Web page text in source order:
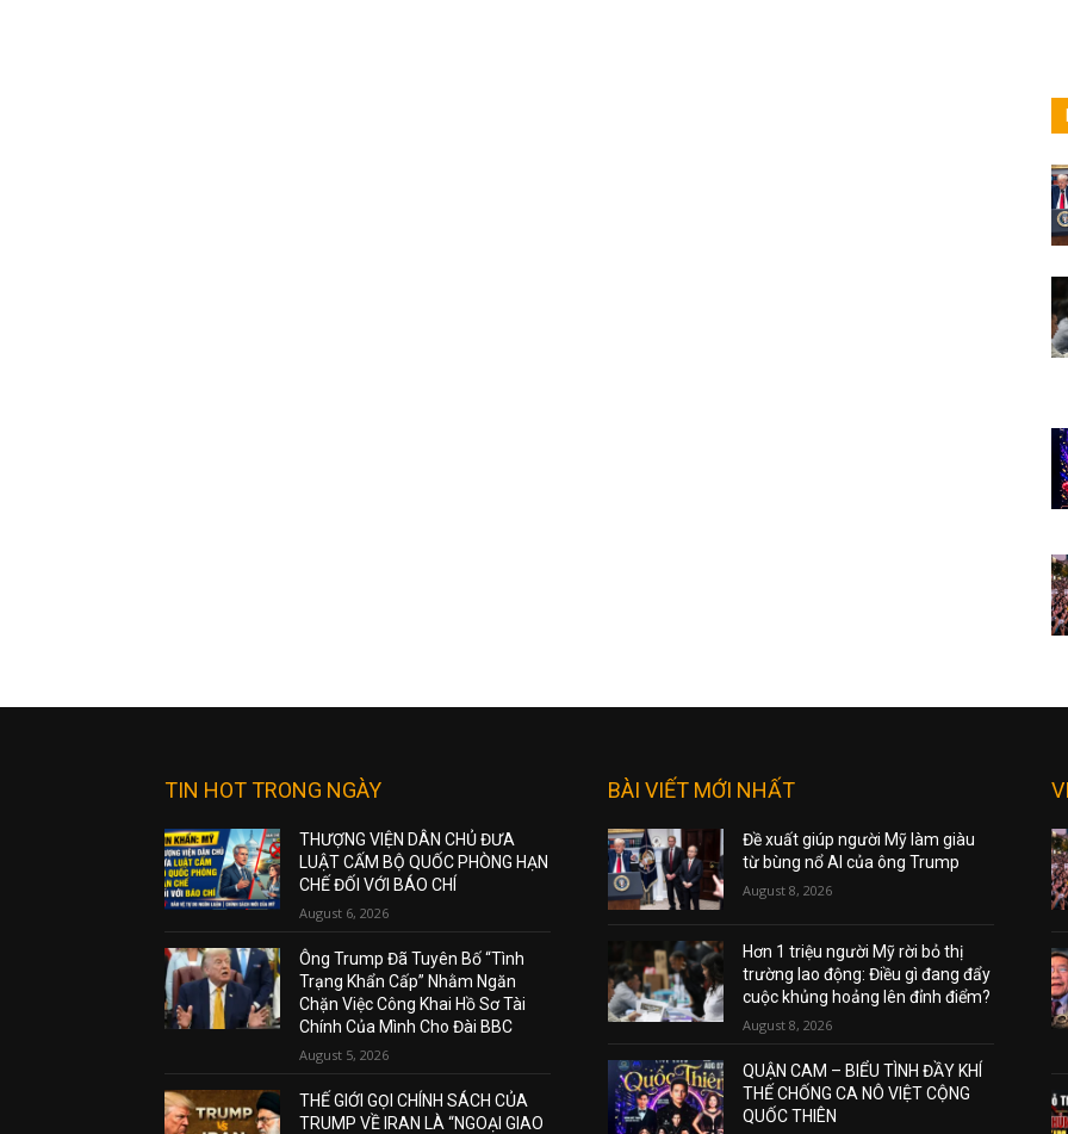
TIN HOT TRONG NGÀY
THƯỢNG VIỆN DÂN CHỦ ĐƯA
LUẬT CẤM BỘ QUỐC PHÒNG HẠN
CHẾ ĐỐI VỚI BÁO CHÍ
August 6, 2026
Ông Trump Đã Tuyên Bố “Tình
Trạng Khẩn Cấp” Nhằm Ngăn
Chặn Việc Công Khai Hồ Sơ Tài
Chính Của Mình Cho Đài BBC
August 5, 2026
THẾ GIỚI GỌI CHÍNH SÁCH CỦA
TRUMP VỀ IRAN LÀ “NGOẠI GIAO
BÀI VIẾT MỚI NHẤT
Đề xuất giúp người Mỹ làm giàu
từ bùng nổ AI của ông Trump
August 8, 2026
Hơn 1 triệu người Mỹ rời bỏ thị
trường lao động: Điều gì đang đẩy
cuộc khủng hoảng lên đỉnh điểm?
August 8, 2026
QUẬN CAM – BIỂU TÌNH ĐẦY KHÍ
THẾ CHỐNG CA NÔ VIỆT CỘNG
QUỐC THIÊN